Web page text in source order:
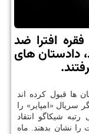
به گزارش كاراموند در حالیكه ۱۶ فقره افترا ضد
دادستان های
ها قبول كرده اند
«امپایر» را
شیكاگو انتقاد
نشان بدهند. ماه